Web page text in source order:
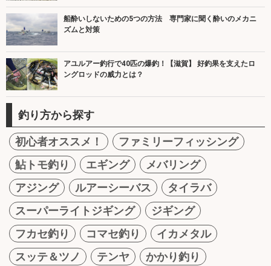
船酔いしないための5つの方法 専門家に聞く酔いのメカニ
ズムと対策
アユルアー釣行で40匹の爆釣！【滋賀】 好釣果を支えたロ
ングロッドの威力とは？
釣り方から探す
初心者オススメ！
ファミリーフィッシング
鮎トモ釣り
エギング
メバリング
アジング
ルアーシーバス
タイラバ
スーパーライトジギング
ジギング
フカセ釣り
コマセ釣り
イカメタル
スッテ＆ツノ
テンヤ
かかり釣り